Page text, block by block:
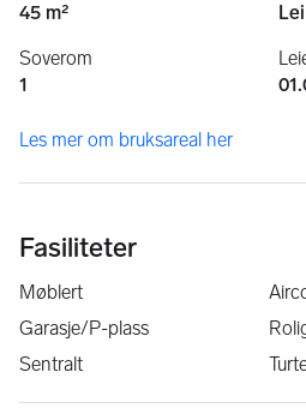
45 m²
Soverom
1
Les mer om bruksareal her
Fasiliteter
Møblert
Garasje/P-plass
Sentralt